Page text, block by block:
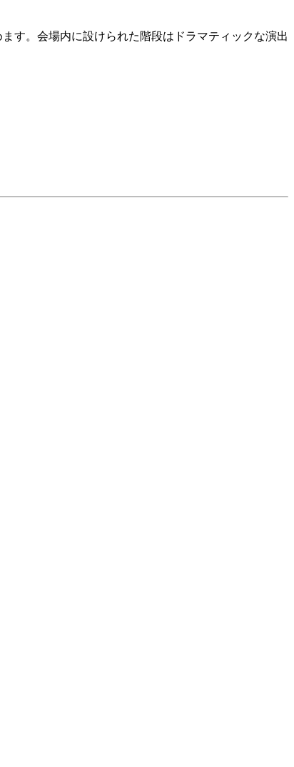
す。会場内に設けられた階段はドラマティックな演出